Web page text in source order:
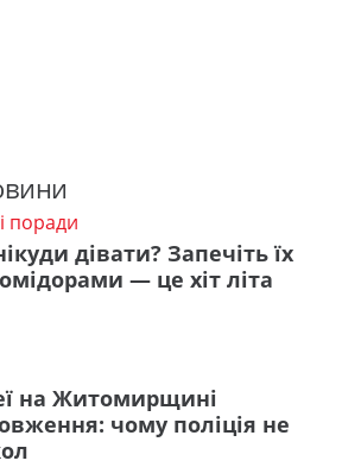
поради
дівати? Запечіть їх
— це хіт літа
на Житомирщині
чому поліція не